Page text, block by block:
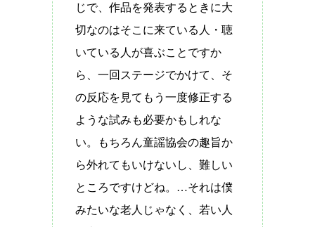
じで、作品を発表するときに大
切なのはそこに来ている人・聴
いている人が喜ぶことですか
ら、一回ステージでかけて、そ
の反応を見てもう一度修正する
ような試みも必要かもしれな
い。もちろん童謡協会の趣旨か
ら外れてもいけないし、難しい
ところですけどね。…それは僕
みたいな老人じゃなく、若い人